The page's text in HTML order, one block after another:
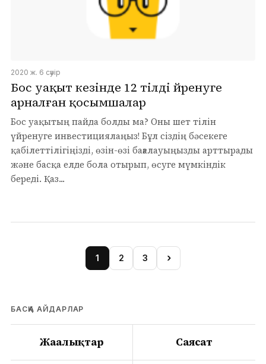
2020 ж. 6 сәуір
Бос уақыт кезінде 12 тілді үйренуге
арналған қосымшалар
Бос уақытың пайда болды ма? Оны шет тілін
үйренуге инвестициялаңыз! Бұл сіздің бәсекеге
қабілеттілігіңізді, өзін-өзі бағалауыңызды арттырады
және басқа елде бола отырып, өсуге мүмкіндік
береді. Қаз...
1 2 3 ›
БАСҚА АЙДАРЛАР
Жаңалықтар Саясат